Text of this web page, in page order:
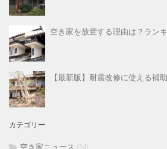
空き家を放置する理由は？ラン
【最新版】耐震改修に使える補
カテゴリー